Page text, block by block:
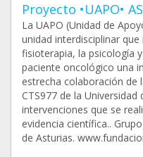
Proyecto •UAPO•
La UAPO (Unidad de
unidad interdisciplinar
fisioterapia, la psicología
paciente oncológico una
estrecha colaboración de
CTS977 de la
intervenciones que se
evidencia científica..
de Asturias.